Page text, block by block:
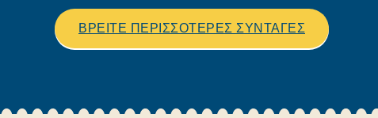
ΒΡΕΙΤΕ ΠΕΡΙΣΣΟΤΕΡΕΣ ΣΥΝΤΑΓΕΣ